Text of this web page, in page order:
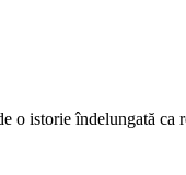
o istorie îndelungată